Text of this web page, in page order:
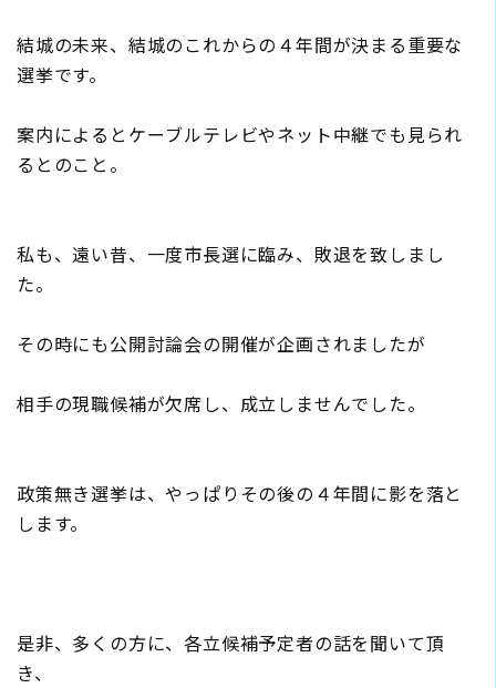
結城の未来、結城のこれからの４年間が決まる重要な
選挙です。
案内によるとケーブルテレビやネット中継でも見られ
るとのこと。
私も、遠い昔、一度市長選に臨み、敗退を致しまし
た。
その時にも公開討論会の開催が企画されましたが
相手の現職候補が欠席し、成立しませんでした。
政策無き選挙は、やっぱりその後の４年間に影を落と
します。
是非、多くの方に、各立候補予定者の話を聞いて頂
き、